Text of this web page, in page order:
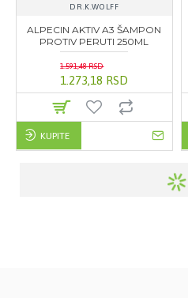
DR.K.WOLFF
ALPECIN AKTIV A3 ŠAMPON
PROTIV PERUTI 250ML
1.273,18 RSD
1.591,48 RSD
KUPITE